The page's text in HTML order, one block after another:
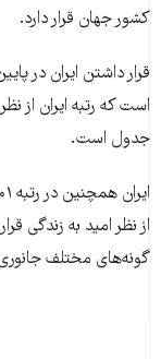
کشور جهان قرار دارد.
قرار داشتن ایران در
جدول است.
از نظر امید به زندگی
گونه‌های مختلف جانوری نیز در رتبه